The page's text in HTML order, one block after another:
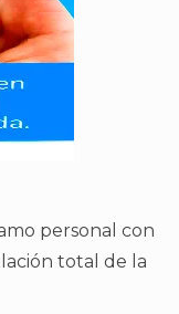
personal con
total de la